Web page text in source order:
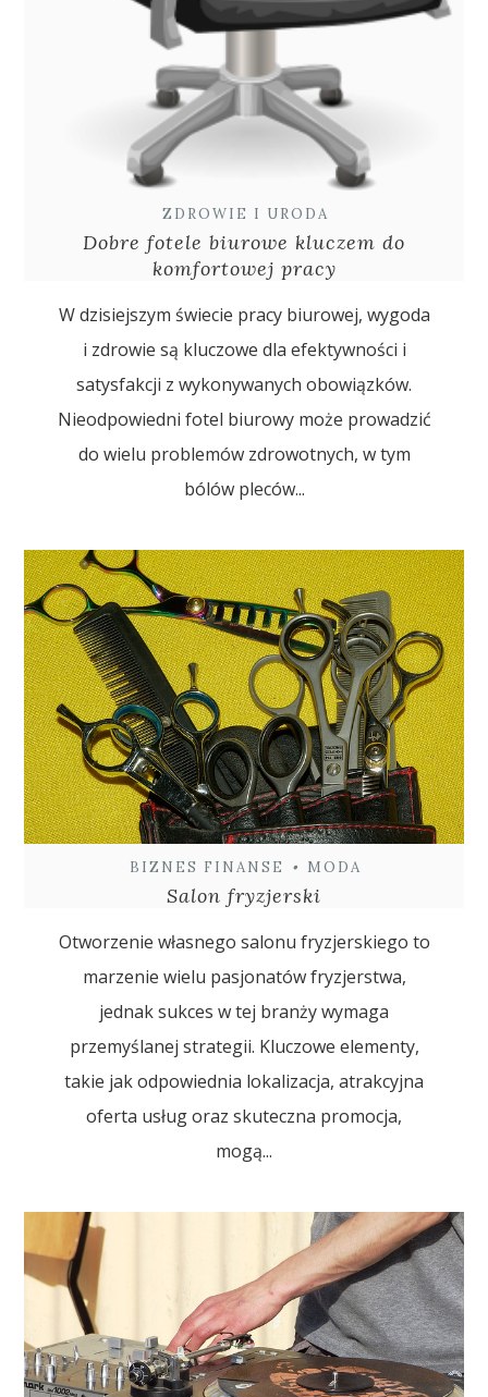
ZDROWIE I URODA
Dobre fotele biurowe kluczem do
komfortowej pracy
W dzisiejszym świecie pracy biurowej, wygoda
i zdrowie są kluczowe dla efektywności i
satysfakcji z wykonywanych obowiązków.
Nieodpowiedni fotel biurowy może prowadzić
do wielu problemów zdrowotnych, w tym
bólów pleców...
BIZNES FINANSE • MODA
Salon fryzjerski
Otworzenie własnego salonu fryzjerskiego to
marzenie wielu pasjonatów fryzjerstwa,
jednak sukces w tej branży wymaga
przemyślanej strategii. Kluczowe elementy,
takie jak odpowiednia lokalizacja, atrakcyjna
oferta usług oraz skuteczna promocja,
mogą...